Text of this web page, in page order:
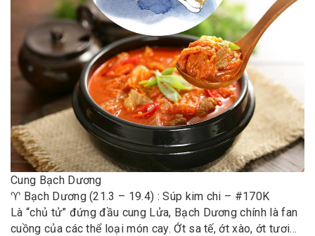
Cung Bạch Dương
♈️ Bạch Dương (21.3 – 19.4) : Súp kim chi – #170K
Là “chủ tử” đứng đầu cung Lửa, Bạch Dương chính là fan
cuồng của các thể loại món cay. Ớt sa tế, ớt xào, ớt tươi…